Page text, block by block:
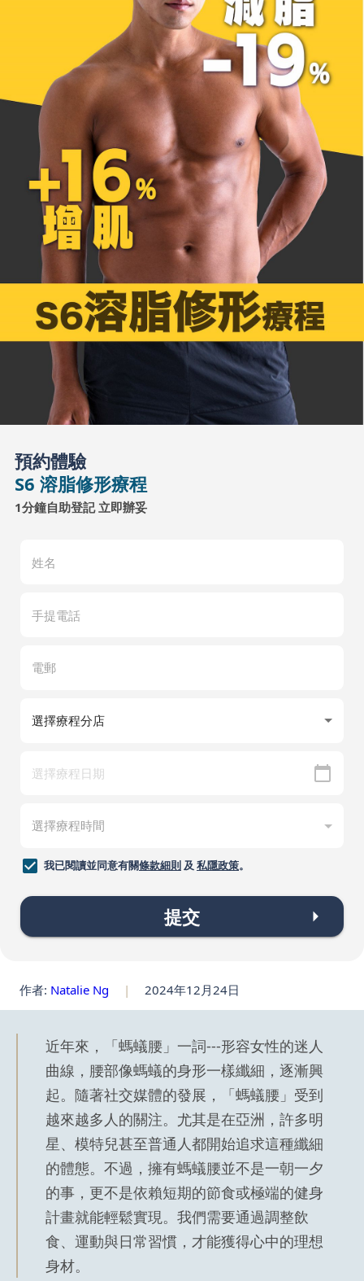
預約體驗
S6 溶脂修形療程
1分鐘自助登記 立即辦妥
我已閱讀並同意有關條款細則及 私隱政策。
提交
作者: Natalie Ng | 2024年12月24日
近年來，「螞蟻腰」一詞---形容女性的迷人
曲線，腰部像螞蟻的身形一樣纖細，逐漸興
起。隨著社交媒體的發展，「螞蟻腰」受到
越來越多人的關注。尤其是在亞洲，許多明
星、模特兒甚至普通人都開始追求這種纖細
的體態。不過，擁有螞蟻腰並不是一朝一夕
的事，更不是依賴短期的節食或極端的健身
計畫就能輕鬆實現。我們需要通過調整飲
食、運動與日常習慣，才能獲得心中的理想
身材。